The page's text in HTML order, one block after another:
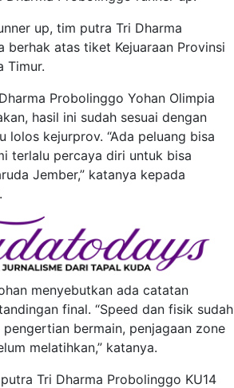
up, tim putra Tri Dharma
berhak atas tiket Kejuaraan Provinsi
Timur.
Probolinggo Yohan Olimpia
hasil ini sudah sesuai dengan
lolos kejurprov. “Ada peluang bisa
terlalu percaya diri untuk bisa
Jember,” katanya kepada
menyebutkan ada catatan
final. “Speed dan fisik sudah
pengertian bermain, penjagaan zone
melatihkan,” katanya.
Tri Dharma Probolinggo KU14